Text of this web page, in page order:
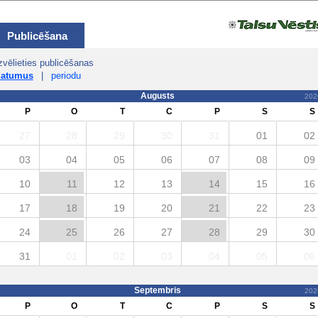
Publicēšana
publicēšanas
periodu
Augusts
P O T C P S S
01 02
03 04 05 06 07 08 09
10 11 12 13 14 15 16
17 18 19 20 21 22 23
24 25 26 27 28 29 30
31
Septembris
P O T C P S S